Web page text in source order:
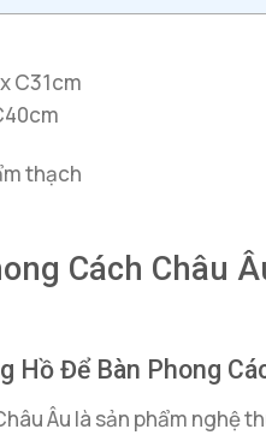
C31cm
thạch
Cách Châu
Hồ Để Bàn Phong
Âu là sản phẩm nghệ